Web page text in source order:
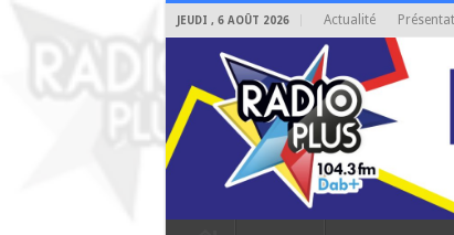
JEUDI , 6 AOÛT 2026 Actualité